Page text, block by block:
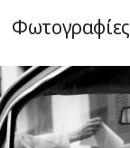
Φωτογραφίες